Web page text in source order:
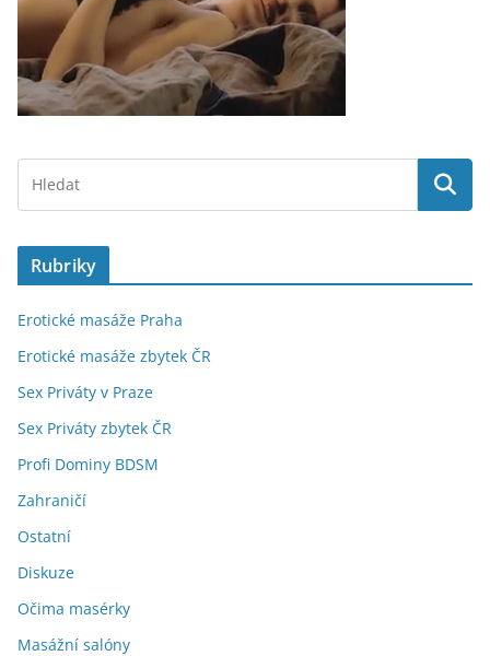
Rubriky
Erotické masáže Praha
Erotické masáže zbytek ČR
Sex Priváty v Praze
Sex Priváty zbytek ČR
Profi Dominy BDSM
Zahraničí
Ostatní
Diskuze
Očima masérky
Masážní salóny